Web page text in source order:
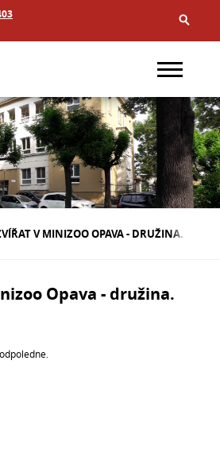
V MINIZOO OPAVA - DRUŽINA.
Opava - družina.